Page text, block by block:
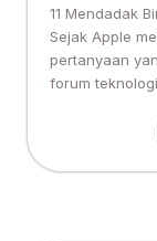
11 Mendadak
Sejak Apple
pertanyaan
forum